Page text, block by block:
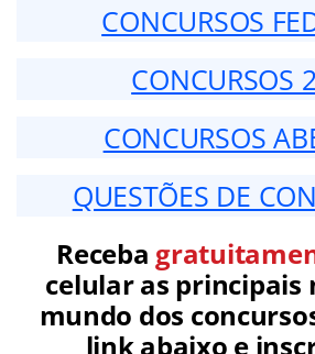
CONCURSOS
CONCURSOS
CONCURSOS
QUESTÕES DE
Receba
celular as principais
mundo dos
link abaixo e